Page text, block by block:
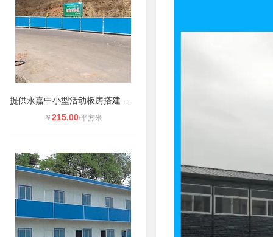
￥ 215.00/平方米